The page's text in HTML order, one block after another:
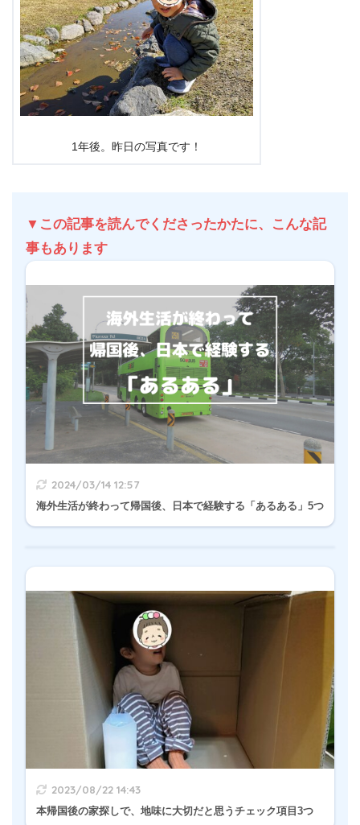
1年後。昨日の写真です！
▼この記事を読んでくださったかたに、こんな記
事もあります
2024/03/14 12:57
海外生活が終わって帰国後、日本で経験する「あるある」5つ
2023/08/22 14:43
本帰国後の家探しで、地味に大切だと思うチェック項目3つ